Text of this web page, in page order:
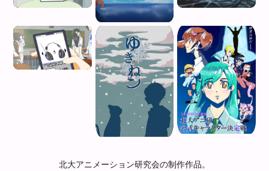
北大アニメーション研究会の制作作品。